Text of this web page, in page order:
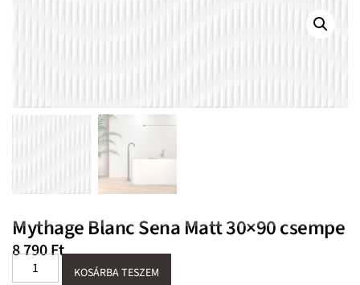
Mythage Blanc Sena Matt 30×90 csempe
8 790Ft
KOSÁRBA TESZEM